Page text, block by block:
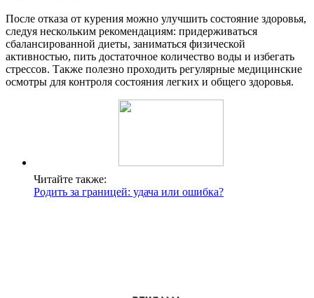
После отказа от курения можно улучшить состояние здоровья,
следуя нескольким рекомендациям: придерживаться
сбалансированной диеты, заниматься физической
активностью, пить достаточное количество воды и избегать
стрессов. Также полезно проходить регулярные медицинские
осмотры для контроля состояния легких и общего здоровья.
Читайте также:
Родить за границей: удача или ошибка?